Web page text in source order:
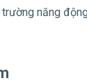
năng